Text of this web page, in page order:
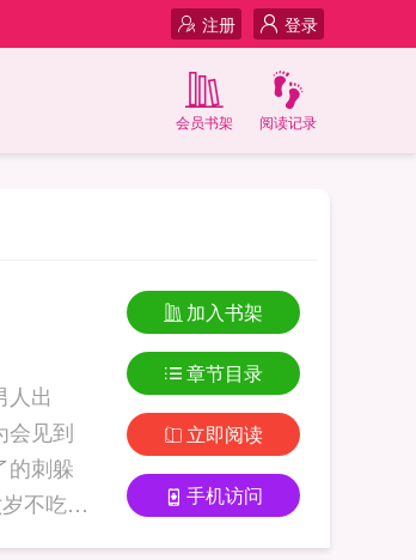
登录
注册
阅读记录
会员书架
人出
会见到
的刺躲
不吃姜
加入书架
章节目录
立即阅读
手机访问